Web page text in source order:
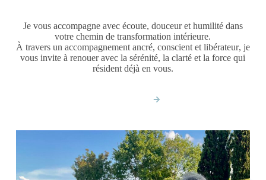
Je vous accompagne avec écoute, douceur et humilitédans
votre chemin de transformation intérieure.
À travers un accompagnement ancré, conscient et libérateur, je
vous invite à renouer avec lasérénité, laclarté et laforce qui
résident déjà en vous.